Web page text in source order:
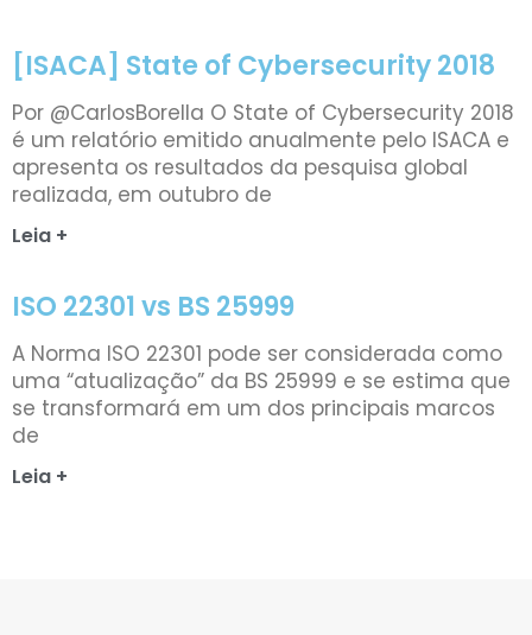
[ISACA] State of Cybersecurity 2018
Por @CarlosBorella O State of Cybersecurity 2018
é um relatório emitido anualmente pelo ISACA e
apresenta os resultados da pesquisa global
realizada, em outubro de
Leia +
ISO 22301 vs BS 25999
A Norma ISO 22301 pode ser considerada como
uma “atualização” da BS 25999 e se estima que
se transformará em um dos principais marcos
de
Leia +